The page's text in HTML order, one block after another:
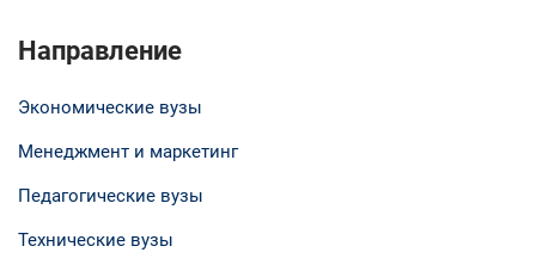
Направление
Экономические вузы
Менеджмент и маркетинг
Педагогические вузы
Технические вузы